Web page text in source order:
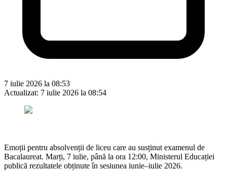
7 iulie 2026 la 08:53
Actualizat: 7 iulie 2026 la 08:54
Emoții pentru absolvenții de liceu care au susținut examenul de
Bacalaureat. Marți, 7 iulie, până la ora 12:00, Ministerul Educației
publică rezultatele obținute în sesiunea iunie–iulie 2026.